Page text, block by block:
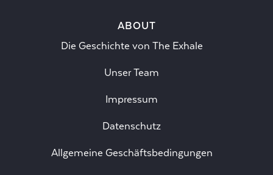
ABOUT
Die Geschichte von The Exhale
Unser Team
Impressum
Datenschutz
Allgemeine Geschäftsbedingungen